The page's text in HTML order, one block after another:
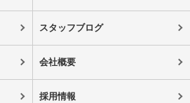
スタッフブログ
会社概要
採用情報